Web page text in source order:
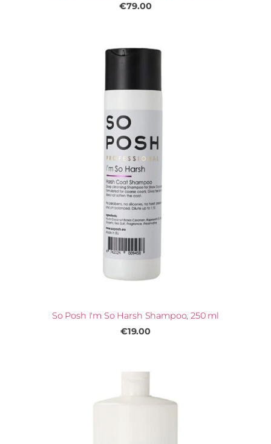
€79.00
So Posh I'm So Harsh Shampoo, 250 ml
€19.00